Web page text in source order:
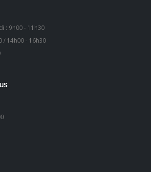
: 9h00 - 11h30
/ 14h00 - 16h30